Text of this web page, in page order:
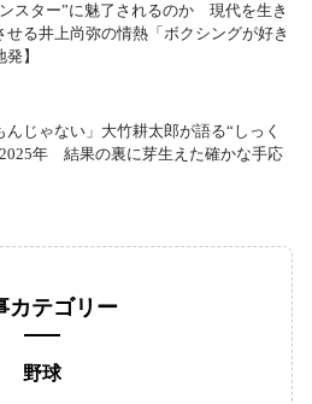
スター”に魅了されるのか 現代を生き
せる井上尚弥の情熱「ボクシングが好き
】
んじゃない」大竹耕太郎が語る“しっく
年 結果の裏に芽生えた確かな手応
カテゴリー
野球